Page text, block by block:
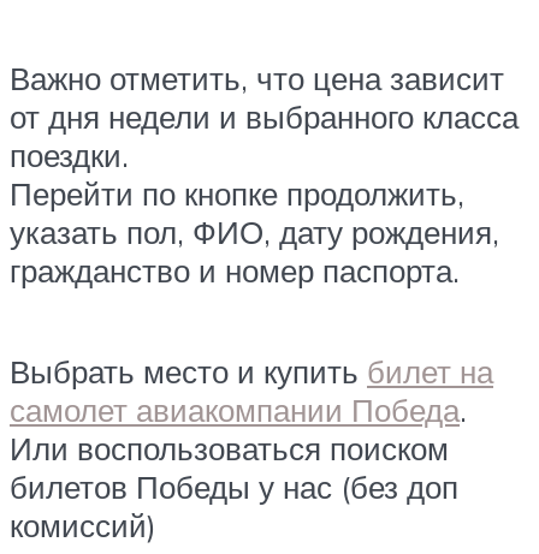
Важно отметить, что цена зависит
от дня недели и выбранного класса
поездки.
Перейти по кнопке продолжить,
указать пол, ФИО, дату рождения,
гражданство и номер паспорта.
Выбрать место и купить билет на
самолет авиакомпании Победа.
Или воспользоваться поиском
билетов Победы у нас (без доп
комиссий)